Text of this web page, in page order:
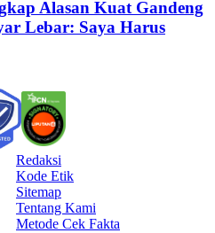
Alasan Kuat Gandeng
Lebar: Saya Harus
Redaksi
Kode Etik
Sitemap
Tentang Kami
Metode Cek Fakta